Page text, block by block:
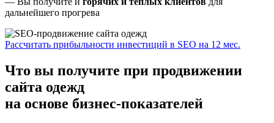
дальнейшего прогрева
Рассчитать прибыльности инвестиций в SEO на 12 мес.
Что вы получите при продвижении
сайта одежд
на основе бизнес-показателей